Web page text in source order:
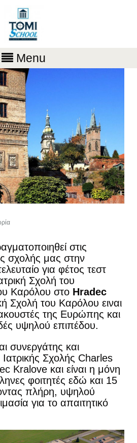
Menu
στις
σχολής μας στην
για φέτος τεστ
Σχολή του
Καρόλου στο Hradec
Σχολή του Καρόλου ειναι
της Ευρώπης και
υψηλού επιπέδου.
συνεργάτης και
Σχολής Charles
Kralove και είναι η μόνη
φοιτητές εδώ και 15
πλήρη, υψηλού
για το απαιτητικό